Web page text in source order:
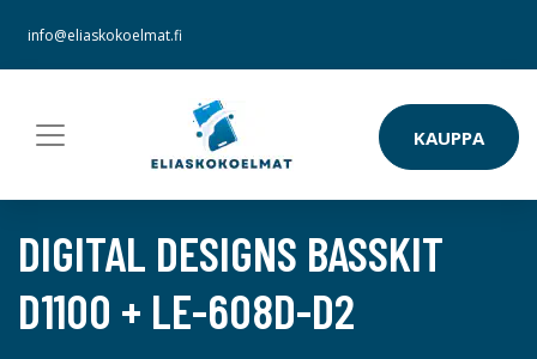
info@eliaskokoelmat.fi
KAUPPA
DIGITAL DESIGNS BASSKIT
D1100 + LE-608D-D2